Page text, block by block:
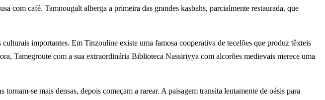
com café. Tamnougalt alberga a primeira das grandes kasbahs, parcialmente restaurada, que
importantes. Em Tinzouline existe uma famosa cooperativa de tecelões que produz têxteis
Tamegroute com a sua extraordinária Biblioteca Nassiriyya com alcorões medievais merece uma
se mais densas, depois começam a rarear. A paisagem transita lentamente de oásis para